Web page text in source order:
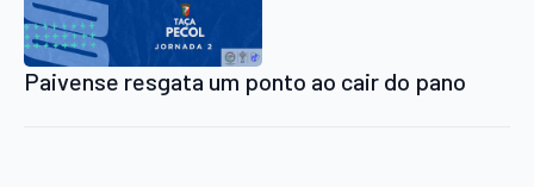
Paivense resgata um ponto ao cair do pano